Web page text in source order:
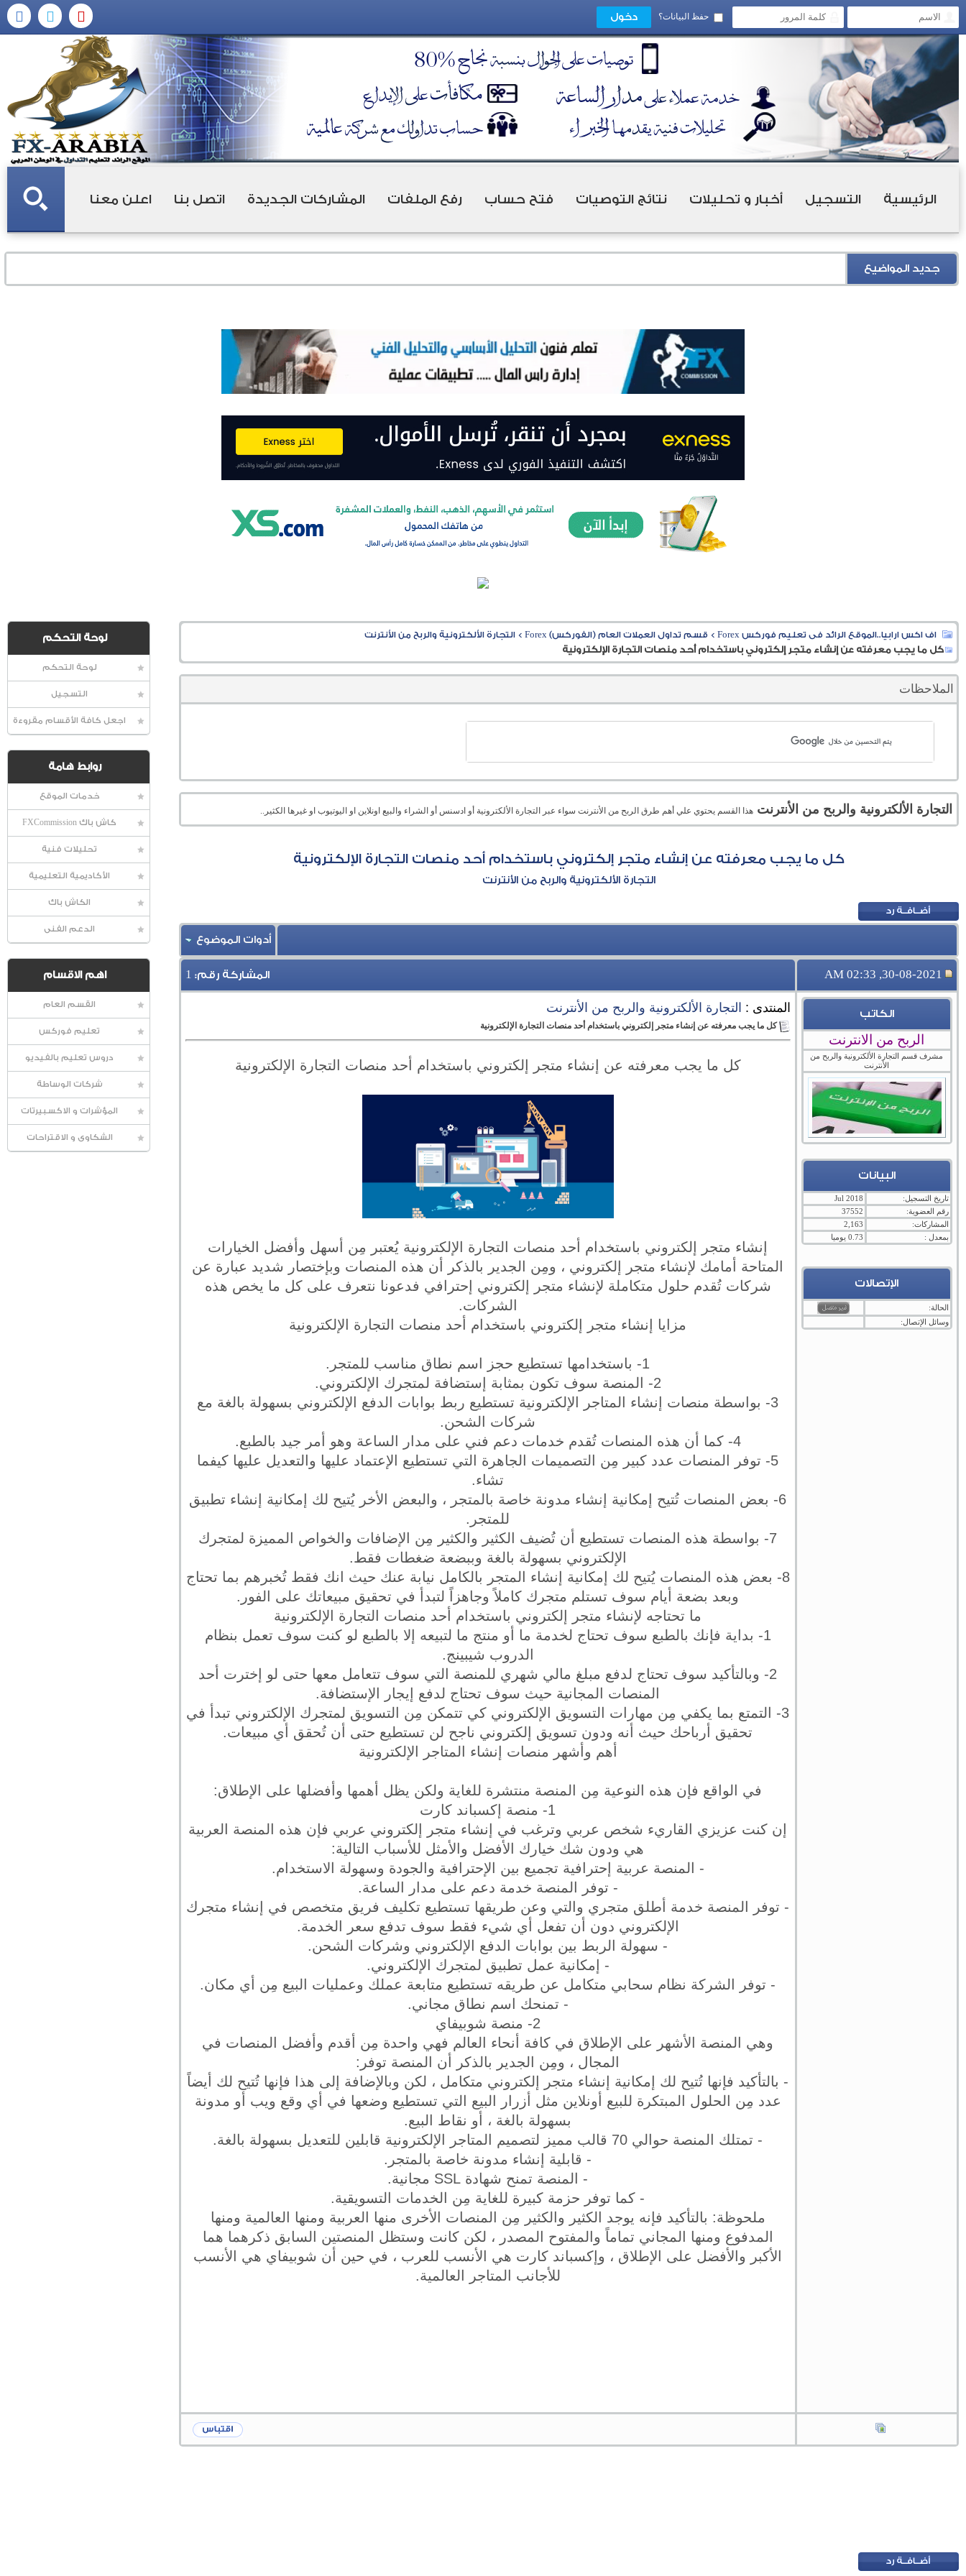
حفظ البيانات؟
الرئيسية التسجيل أخبار و تحليلات نتائج التوصيات فتح حساب رفع الملفات المشاركات الجديدة اتصل بنا اعلن معنا
جديد المواضيع
لوحة التحكم
لوحة التحكم
التسجيل
اجعل كافة الأقسام مقروءة
روابط هامة
خدمات الموقع
كاش باك FXCommission
تحليلات فنية
الأكاديمية التعليمية
الكاش باك
الدعم الفنى
اهم الاقسام
القسم العام
تعليم فوركس
دروس تعليم بالفيديو
شركات الوساطة
المؤشرات و الاكسبيرتات
الشكاوى و الاقتراحات
اف اكس ارابيا..الموقع الرائد فى تعليم فوركس Forex > قسم تداول العملات العام (الفوركس) Forex >التجارة الألكترونية والربح من الأنترنت
كل ما يجب معرفته عن إنشاء متجر إلكتروني باستخدام أحد منصات التجارة الإلكترونية
الملاحظات
التجارة الألكترونية والربح من الأنترنت هذا القسم يحتوي علي أهم طرق الربح من الأنترنت سواء عبر التجارة الألكترونية أو ادسنس أو الشراء والبيع اونلاين او اليوتيوب او غيرها الكثير..
كل ما يجب معرفته عن إنشاء متجر إلكتروني باستخدام أحد منصات التجارة الإلكترونية
التجارة الألكترونية والربح من الأنترنت
أدوات الموضوع
30-08-2021, 02:33 AM المشاركة رقم: 1
الكاتب
الربح من الانترنت
مشرف قسم التجارة الألكترونية والربح من
الأنترنت
البيانات
تاريخ التسجيل:
Jul 2018
رقم العضوية:
37552
المشاركات:
2,163
بمعدل :
0.73 يوميا
الإتصالات
الحالة:
وسائل الإتصال:
المنتدى : التجارة الألكترونية والربح من الأنترنت
كل ما يجب معرفته عن إنشاء متجر إلكتروني باستخدام أحد منصات التجارة الإلكترونية
كل ما يجب معرفته عن إنشاء متجر إلكتروني باستخدام أحد منصات التجارة الإلكترونية
إنشاء متجر إلكتروني باستخدام أحد منصات التجارة الإلكترونية يُعتبر مِن أسهل وأفضل الخيارات
المتاحة أمامك لإنشاء متجر إلكتروني ، ومِن الجدير بالذكر أن هذه المنصات وبإختصار شديد عبارة عن
شركات تُقدم حلول متكاملة لإنشاء متجر إلكتروني إحترافي فدعونا نتعرف على كل ما يخص هذه
الشركات.
مزايا إنشاء متجر إلكتروني باستخدام أحد منصات التجارة الإلكترونية
1- باستخدامها تستطيع حجز اسم نطاق مناسب للمتجر.
2- المنصة سوف تكون بمثابة إستضافة لمتجرك الإلكتروني.
3- بواسطة منصات إنشاء المتاجر الإلكترونية تستطيع ربط بوابات الدفع الإلكتروني بسهولة بالغة مع
شركات الشحن.
4- كما أن هذه المنصات تُقدم خدمات دعم فني على مدار الساعة وهو أمر جيد بالطبع.
5- توفر المنصات عدد كبير مِن التصميمات الجاهرة التي تستطيع الإعتماد عليها والتعديل عليها كيفما
تشاء.
6- بعض المنصات تُتيح إمكانية إنشاء مدونة خاصة بالمتجر ، والبعض الأخر يُتيح لك إمكانية إنشاء تطبيق
للمتجر.
7- بواسطة هذه المنصات تستطيع أن تُضيف الكثير والكثير مِن الإضافات والخواص المميزة لمتجرك
الإلكتروني بسهولة بالغة وببضعة ضغطات فقط.
8- بعض هذه المنصات يُتيح لك إمكانية إنشاء المتجر بالكامل نيابة عنك حيث انك فقط تُخبرهم بما تحتاج
وبعد بضعة أيام سوف تستلم متجرك كاملاً وجاهزاً لتبدأ في تحقيق مبيعاتك على الفور.
ما تحتاجه لإنشاء متجر إلكتروني باستخدام أحد منصات التجارة الإلكترونية
1- بداية فإنك بالطبع سوف تحتاج لخدمة ما أو منتج ما لتبيعه إلا بالطبع لو كنت سوف تعمل بنظام
الدروب شيبينج.
2- وبالتأكيد سوف تحتاج لدفع مبلغ مالي شهري للمنصة التي سوف تتعامل معها حتى لو إخترت أحد
المنصات المجانية حيث سوف تحتاج لدفع إيجار الإستضافة.
3- التمتع بما يكفي مِن مهارات التسويق الإلكتروني كي تتمكن مِن التسويق لمتجرك الإلكتروني تبدأ في
تحقيق أرباحك حيث أنه ودون تسويق إلكتروني ناجح لن تستطيع حتى أن تُحقق أي مبيعات.
أهم وأشهر منصات إنشاء المتاجر الإلكترونية
في الواقع فإن هذه النوعية مِن المنصة منتشرة للغاية ولكن يظل أهمها وأفضلها على الإطلاق:
1- منصة إكسباند كارت
إن كنت عزيزي القاريء شخص عربي وترغب في إنشاء متجر إلكتروني عربي فإن هذه المنصة العربية
هي ودون شك خيارك الأفضل والأمثل للأسباب التالية:
- المنصة عربية إحترافية تجميع بين الإحترافية والجودة وسهولة الاستخدام.
- توفر المنصة خدمة دعم على مدار الساعة.
- توفر المنصة خدمة أطلق متجري والتي وعن طريقها تستطيع تكليف فريق متخصص في إنشاء متجرك
الإلكتروني دون أن تفعل أي شيء فقط سوف تدفع سعر الخدمة.
- سهولة الربط بين بوابات الدفع الإلكتروني وشركات الشحن.
- إمكانية عمل تطبيق لمتجرك الإلكتروني.
- توفر الشركة نظام سحابي متكامل عن طريقه تستطيع متابعة عملك وعمليات البيع مِن أي مكان.
- تمنحك اسم نطاق مجاني.
2- منصة شوبيفاي
وهي المنصة الأشهر على الإطلاق في كافة أنحاء العالم فهي واحدة مِن أقدم وأفضل المنصات في
المجال ، ومِن الجدير بالذكر أن المنصة توفر:
- بالتأكيد فإنها تُتيح لك إمكانية إنشاء متجر إلكتروني متكامل ، لكن وبالإضافة إلى هذا فإنها تُتيح لك أيضاً
عدد مِن الحلول المبتكرة للبيع أونلاين مثل أزرار البيع التي تستطيع وضعها في أي وقع ويب أو مدونة
بسهولة بالغة ، أو نقاط البيع.
- تمتلك المنصة حوالي 70 قالب مميز لتصميم المتاجر الإلكترونية قابلين للتعديل بسهولة بالغة.
- قابلية إنشاء مدونة خاصة بالمتجر.
- المنصة تمنح شهادة SSL مجانية.
- كما توفر حزمة كبيرة للغاية مِن الخدمات التسويقية.
ملحوظة: بالتأكيد فإنه يوجد الكثير والكثير مِن المنصات الأخرى منها العربية ومنها العالمية ومنها
المدفوع ومنها المجاني تماماً والمفتوح المصدر ، لكن كانت وستظل المنصتين السابق ذكرهما هما
الأكبر والأفضل على الإطلاق ، وإكسباند كارت هي الأنسب للعرب ، في حين أن شوبيفاي هي الأنسب
للأجانب المتاجر العالمية.